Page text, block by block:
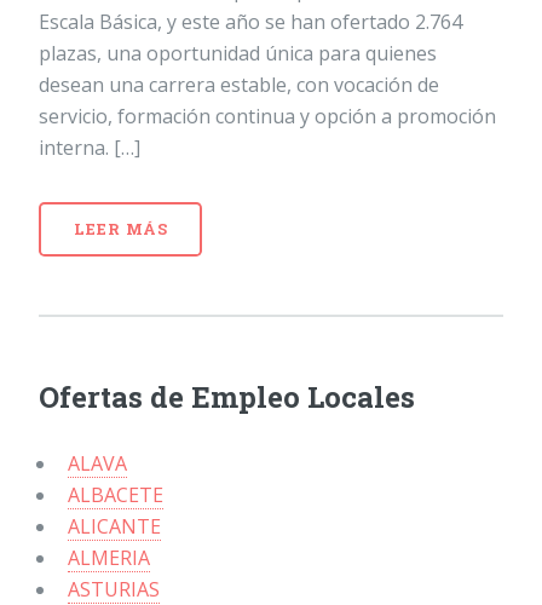
Escala Básica, y este año se han ofertado 2.764
plazas, una oportunidad única para quienes
desean una carrera estable, con vocación de
servicio, formación continua y opción a promoción
interna. […]
LEER MÁS
Ofertas de Empleo Locales
ALAVA
ALBACETE
ALICANTE
ALMERIA
ASTURIAS